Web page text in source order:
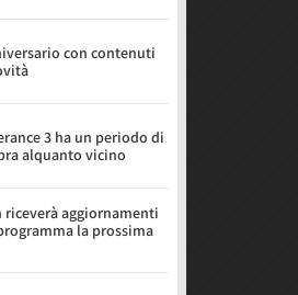
con contenuti
3 ha un periodo di
alquanto vicino
riceverà aggiornamenti
la prossima